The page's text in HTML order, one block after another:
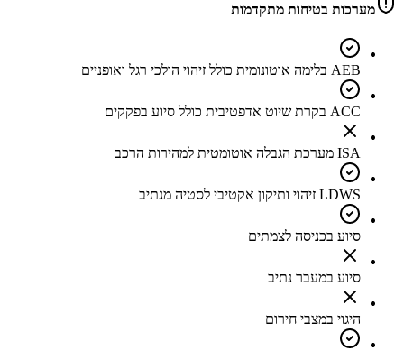
מערכות בטיחות מתקדמות
AEB בלימה אוטונומית כולל זיהוי הולכי רגל ואופניים
ACC בקרת שיוט אדפטיבית כולל סיוע בפקקים
ISA מערכת הגבלה אוטומטית למהירות הרכב
LDWS זיהוי ותיקון אקטיבי לסטיה מנתיב
סיוע בכניסה לצמתים
סיוע במעבר נתיב
היגוי במצבי חירום